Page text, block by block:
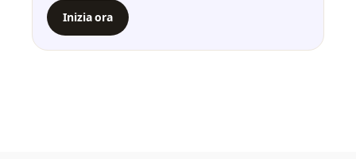
Inizia ora